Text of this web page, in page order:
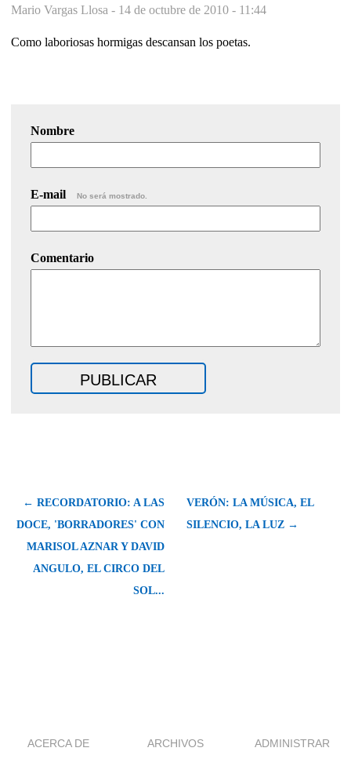
Mario Vargas Llosa - 14 de octubre de 2010 - 11:44
Como laboriosas hormigas descansan los poetas.
Nombre
E-mail No será mostrado.
Comentario
← RECORDATORIO: A LAS
DOCE, 'BORRADORES' CON
MARISOL AZNAR Y DAVID
ANGULO, EL CIRCO DEL
SOL...
VERÓN: LA MÚSICA, EL
SILENCIO, LA LUZ →
ACERCA DE ARCHIVOS ADMINISTRAR